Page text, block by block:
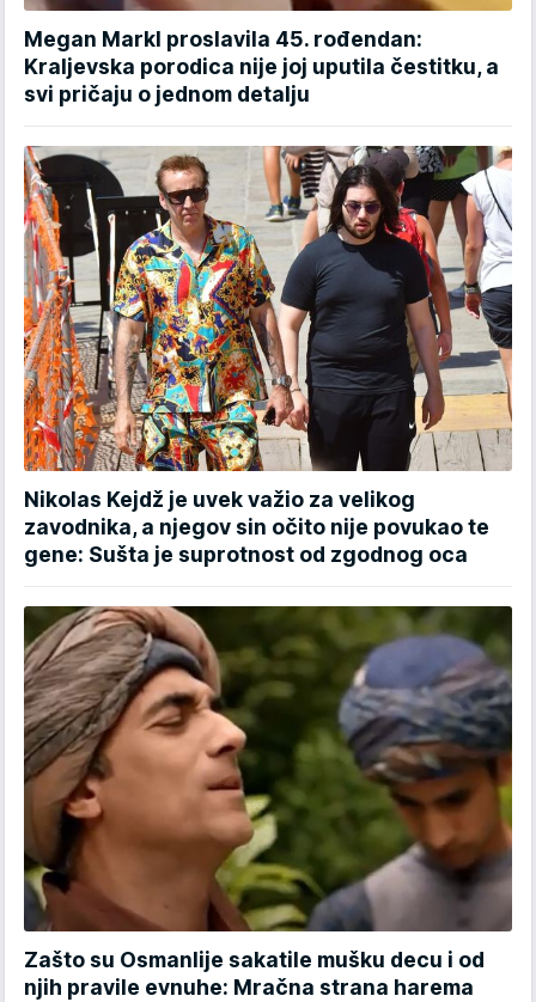
Megan Markl proslavila 45. rođendan:
Kraljevska porodica nije joj uputila čestitku, a
svi pričaju o jednom detalju
Nikolas Kejdž je uvek važio za velikog
zavodnika, a njegov sin očito nije povukao te
gene: Sušta je suprotnost od zgodnog oca
Zašto su Osmanlije sakatile mušku decu i od
njih pravile evnuhe: Mračna strana harema